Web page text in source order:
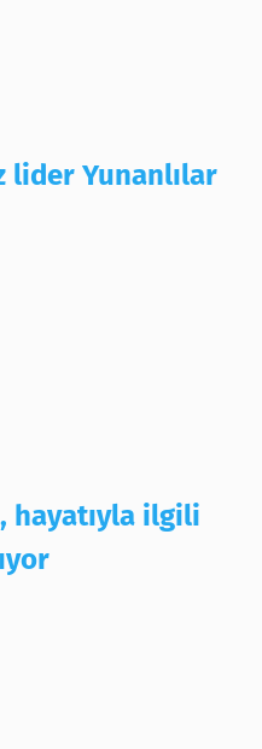
lider Yunanlılar
hayatıyla ilgili